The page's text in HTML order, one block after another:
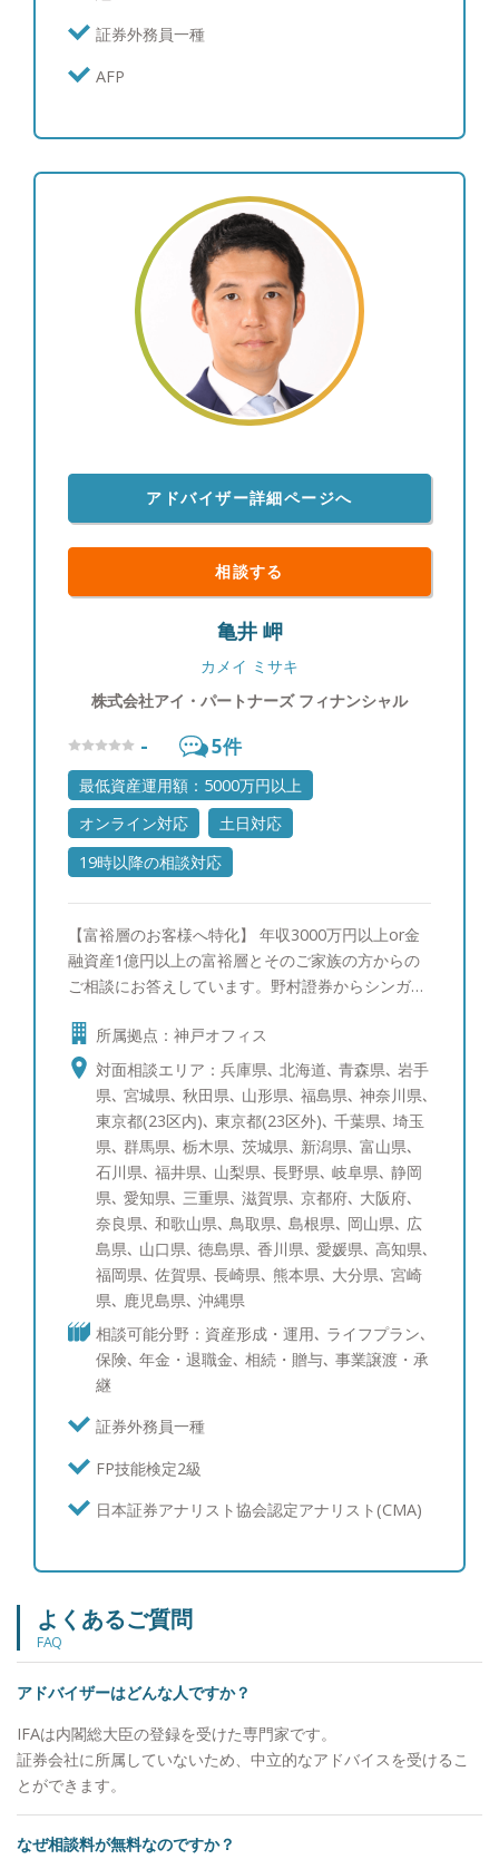
証券外務員一種
AFP
アドバイザー詳細ページへ
相談する
亀井 岬
カメイ ミサキ
株式会社アイ・パートナーズ フィナンシャル
- 5件
最低資産運用額：5000万円以上
オンライン対応
土日対応
19時以降の相談対応
【富裕層のお客様へ特化】 年収3000万円以上or金
融資産1億円以上の富裕層とそのご家族の方からの
ご相談にお答えしています。野村證券からシンガポ
ポートフォリオ運用の研鑽を積んで参りました。富
裕層のご相談者様にもさまざまなお悩みがあるかと
存じます。 一方でそのお悩みは、資産運用、贈
与・相続を含めた資産承継、事業承継、投資教育、
に大きく分けられるかと存じます。そのそれぞれに
ついて海外を含めて経験を10年以上積み重ねて参り
ました。 すでにアドバイザーが担当しているお客
様も、これからご検討されるお客様にも満足いただ
けるサービスをご提供できるかと存じます。 【資
産運用：ポートフォリオ分析と債券運用への取り組
み】 ポートフォリオ分析では、ブルームバーグと
いう機関投資家含めたプロ投資家が愛用する専用情
報端末を使い、サービスをご提供しています。債券
運用のスキルは三菱UFJメリルリンチPB証券時代に
磨かれ、シンガポールへの社費留学経験を活かし、
海外の最新情報を収集しています。現在ポートフォ
討中の方々にも、期待にお応え出来るサービスを提
供させて頂けることと自負しています。 【資産運
用：ポートフォリオ運用について】 富裕層の皆様
多くいただくため、個別株よりも値動きが安定的な
心にご提案を行い、継続的な利息とキャピタルゲイ
ただける運用を行えていることから、「亀井さんに
任せて良かった。」と喜んでいただけることが多い
です。 【資産運用：情報収集への取り組み】 とり
わけ債券投資の情報は一般に公開されていないもの
確認し、個人でブルームバーグ端末を契約して情報
収集に努めています。商品別の過去の値動きやその
所属拠点：神戸オフィス
対面相談エリア：兵庫県､ 北海道､ 青森県､ 岩手
県､ 宮城県､ 秋田県､ 山形県､ 福島県､ 神奈川県､
東京都(23区内)､ 東京都(23区外)､ 千葉県､ 埼玉
県､ 群馬県､ 栃木県､ 茨城県､ 新潟県､ 富山県､
石川県､ 福井県､ 山梨県､ 長野県､ 岐阜県､ 静岡
県､ 愛知県､ 三重県､ 滋賀県､ 京都府､ 大阪府､
奈良県､ 和歌山県､ 鳥取県､ 島根県､ 岡山県､ 広
島県､ 山口県､ 徳島県､ 香川県､ 愛媛県､ 高知県､
福岡県､ 佐賀県､ 長崎県､ 熊本県､ 大分県､ 宮崎
県､ 鹿児島県､ 沖縄県
相談可能分野：資産形成・運用､ ライフプラン､
保険､ 年金・退職金､ 相続・贈与､ 事業譲渡・承
継
証券外務員一種
FP技能検定2級
日本証券アナリスト協会認定アナリスト(CMA)
よくあるご質問
FAQ
アドバイザーはどんな人ですか？
IFAは内閣総大臣の登録を受けた専門家です。
証券会社に所属していないため、中立的なアドバイスを受けるこ
とができます。
なぜ相談料が無料なのですか？